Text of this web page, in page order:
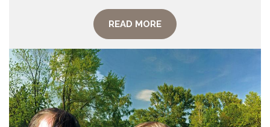
READ MORE